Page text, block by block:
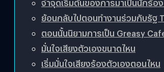
จำจุดเริ่มต้นของการมาเป็นนักร้อ
ย้อนกลับไปตอนทำงานร่วมกับรัฐ
ตอนนั้นนิยามการเป็น Greasy
มั่นใจเสียงตัวเองขนาดไหน
เริ่มมั่นใจเสียงร้องตัวเองตอนไหน